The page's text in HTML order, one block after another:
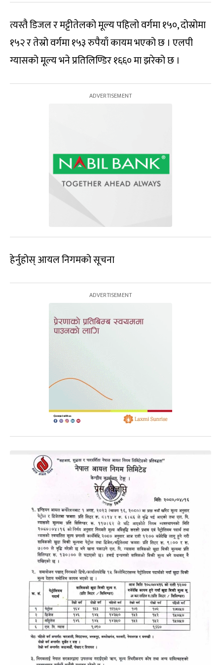
त्यस्तै डिजल र मट्टीतेलको मूल्य पहिलो वर्गमा १५०, दोस्रोमा
१५२ र तेस्रो वर्गमा १५३ रुपैयाँ कायम भएको छ । एलपी
ग्यासको मूल्य भने प्रतिलिण्डिर १६६० मा झरेको छ ।
हेर्नुहोस् आयल निगमको सूचना